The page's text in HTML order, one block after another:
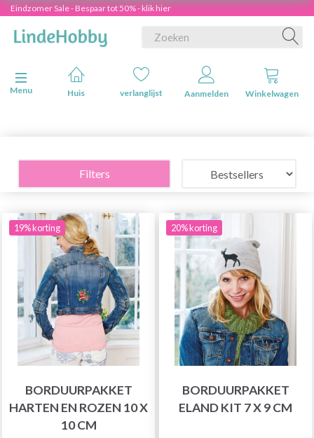
Eindzomer Sale - Bespaar tot 50% - klik hier
Navigatie in-/uitschakelen
Menu
Huis verlanglijst Aanmelden Winkelwagen
Filters
19% korting
BORDUURPAKKET
HARTEN EN ROZEN 10 X
10 CM
20% korting
BORDUURPAKKET
ELAND KIT 7 X 9 CM